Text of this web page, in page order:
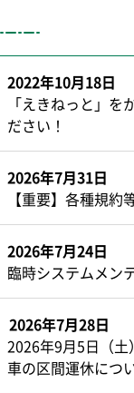
2022年10月18日
「えきねっと」
ださい！
2026年7月31日
【重要】各種規約
2026年7月24日
臨時システムメン
2026年7月28日
2026年9月5日（
車の区間運休につ